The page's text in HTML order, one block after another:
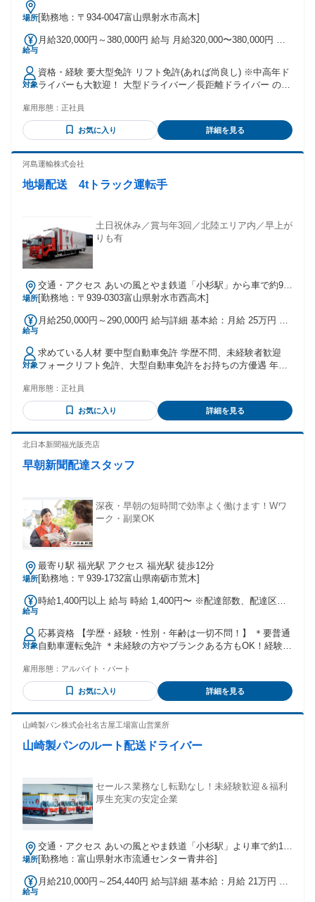
場所[勤務地：〒934-0047富山県射水市高木]
給与
月給320,000円～380,000円 給与 月給320,000〜380,000円 ＋
高収入を目指せます。
対象
資格・経験 要大型免許 リフト免許(あれば尚良し) ※中高年ド
ライバーも大歓迎！ 大型ドライバー／長距離ドライバー の経
方も積極採用します。
雇用形態： 正社員
お気に入り 詳細を見る
河島運輸株式会社
地場配送 4tトラック運転手
土日祝休み／賞与年3回／北陸エリア内／早上が
りも有
場所
交通・アクセス あいの風とやま鉄道「小杉駅」から車で約9分
／「呉羽駅」から車で約11分
[勤務地：〒939-0303富山県射水市西高木]
給与
月給250,000円～290,000円 給与詳細 基本給：月給 25万円 〜
れる通勤・皆勤・家族手当金額：なし 全員に一律で支払われ
るその他手当金額：なし ※別途下記手当支給（およそ20,000
～40,000円） ・時間外(残業)手当 ・役職手当
対象
求めている人材 要中型自動車免許 学歴不問、未経験者歓迎
フォークリフト免許、大型自動車免許をお持ちの方優遇 年齢
によるキャリア形成のため））
雇用形態： 正社員
お気に入り 詳細を見る
北日本新聞福光販売店
早朝新聞配達スタッフ
深夜・早朝の短時間で効率よく働けます！Wワ
ーク・副業OK
場所
最寄り駅 福光駅 アクセス 福光駅 徒歩12分
[勤務地：〒939-1732富山県南砺市荒木]
給与
時給1,400円以上 給与 時給 1,400円〜 ※配達部数、配達区域
なし
対象
応募資格 【学歴・経験・性別・年齢は一切不問！】 ＊要普通
自動車運転免許 ＊未経験の方やブランクある方もOK！経験者
躍中！ ※18歳以上の方（法令による） ＜下記に当てはまる方
はぜひ！＞ ＊車の運転が好き ＊早朝の時間帯を有効活用して
稼ぎたい ＊配達や配送、運送業、ドライバーなどの経験を活
雇用形態： アルバイト・パート
お気に入り 詳細を見る
山崎製パン株式会社名古屋工場富山営業所
山崎製パンのルート配送ドライバー
セールス業務なし転勤なし！未経験歓迎＆福利
厚生充実の安定企業
場所
交通・アクセス あいの風とやま鉄道「小杉駅」より車で約10
分、北陸自動車道「小杉IC」より車で約3分
[勤務地：富山県射水市流通センター青井谷]
給与
月給210,000円～254,440円 給与詳細 基本給：月給 21万円 〜